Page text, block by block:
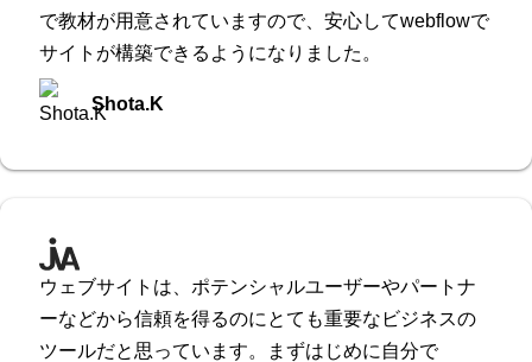
で教材が用意されていますので、安心してwebflowで
サイトが構築できるようになりました。
Shota.K
ウェブサイトは、ポテンシャルユーザーやパートナ
ーなどから信頼を得るのにとても重要なビジネスの
ツールだと思っています。まずはじめに自分で